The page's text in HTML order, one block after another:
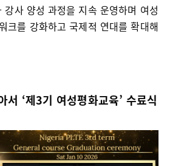
강사 양성 과정을 지속 운영하며 여성
크를 강화하고 국제적 연대를 확대해
서 ‘제3기 여성평화교육’ 수료식